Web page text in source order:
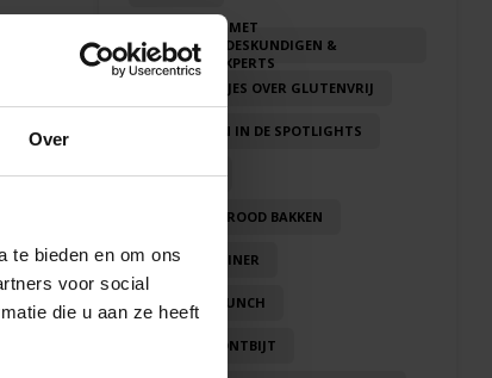
Over
te bieden en om ons
voor social
die u aan ze heeft
IN GESPREK MET
ERVARINGSDESKUNDIGEN &
VOEDINGSEXPERTS
LEUKE WEETJES OVER GLUTENVRIJ
PRODUCTEN IN DE SPOTLIGHTS
RECEPTEN
RECEPTEN BROOD BAKKEN
RECEPTEN DINER
RECEPTEN LUNCH
RECEPTEN ONTBIJT